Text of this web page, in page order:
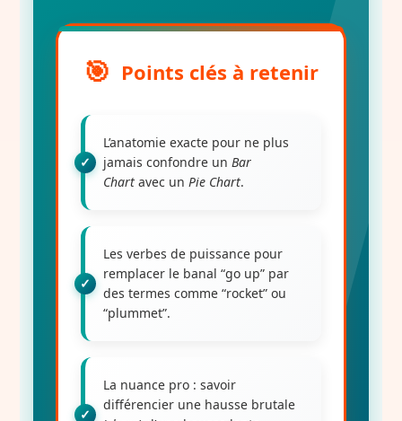
Points clés à retenir
L’anatomie exacte pour ne plus
jamais confondre unBar
Chart avec unPie Chart.
Les verbes de puissance pour
remplacer le banal “go up” par
des termes comme “rocket” ou
“plummet”.
La nuance pro : savoir
différencier une hausse brutale